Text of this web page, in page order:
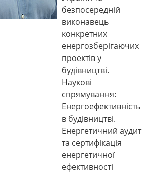
безпосередній
виконавець
конкретних
енергозберігаючих
проектів у
будівництві.
Наукові
спрямування:
Енергоефективність
в будівництві.
Енергетичний аудит
та сертифікація
енергетичної
ефективності